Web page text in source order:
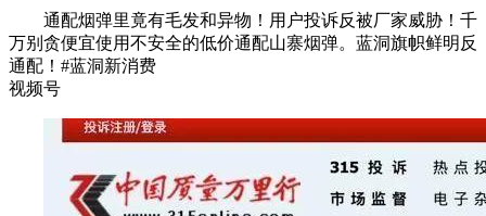
通配烟弹里竟有毛发和异物！用户投诉反被厂家威胁！千
万别贪便宜使用不安全的低价通配山寨烟弹。蓝洞旗帜鲜明反
通配！#蓝洞新消费
视频号